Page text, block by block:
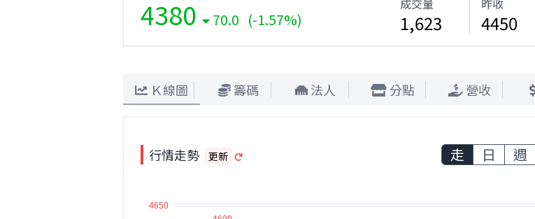
4380 70.0 (-1.57%)
成交量
1,623
昨收
4450
Ｋ線圖 籌碼 法人 分點 營收
行情走勢 更新 走 日 週